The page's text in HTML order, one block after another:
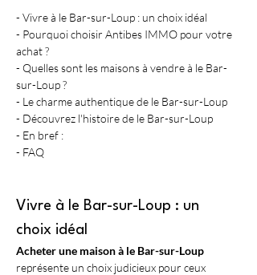
- Vivre à le Bar-sur-Loup : un choix idéal
- Pourquoi choisir Antibes IMMO pour votre
achat ?
- Quelles sont les maisons à vendre à le Bar-
sur-Loup ?
- Le charme authentique de le Bar-sur-Loup
- Découvrez l'histoire de le Bar-sur-Loup
- En bref :
- FAQ
Vivre à le Bar-sur-Loup : un
choix idéal
Acheter une maison à le Bar-sur-Loup
représente un choix judicieux pour ceux